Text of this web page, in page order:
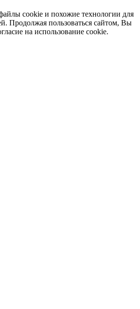
cookie и похожие технологии для
Продолжая пользоваться сайтом, Вы
на использование cookie.